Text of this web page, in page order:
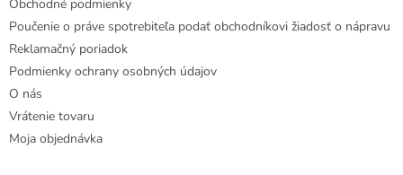
Obchodné podmienky
Poučenie o práve spotrebiteľa podať obchodníkovi žiadosť o nápravu
Reklamačný poriadok
Podmienky ochrany osobných údajov
O nás
Vrátenie tovaru
Moja objednávka